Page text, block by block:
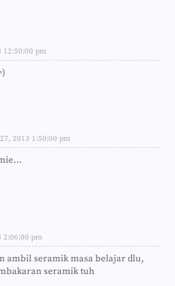
12:50:00 pm
2013 1:50:00 pm
2:06:00 pm
ambil seramik masa belajar dlu,
seramik tuh